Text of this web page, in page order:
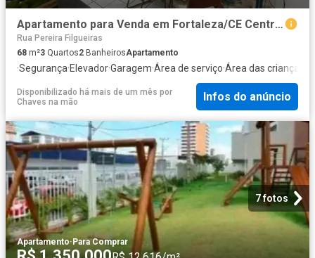
Apartamento para Venda em Fortaleza/CE Centro 3 Quartos
Rua Pereira Filgueiras
68 m²3 Quartos2 BanheirosApartamento
·Segurança·Elevador·Garagem·Área de serviço·Área das crianças
Disponibilizado há mais de um mês por
Chaves na mão
Infos do anúncio
7 fotos
Apartamento·Para Comprar